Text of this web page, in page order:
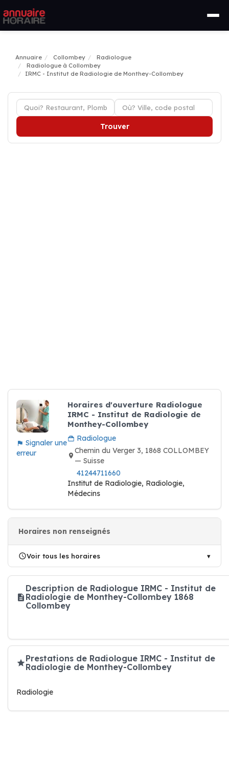
Annuaire Collombey
Radiologue
Radiologue à Collombey
IRMC - Institut de Radiologie de Monthey-Collombey
Trouver
Signaler une
erreur
Horaires d'ouverture Radiologue
IRMC - Institut de Radiologie de
Monthey-Collombey
Radiologue
Chemin du Verger 3, 1868 COLLOMBEY
— Suisse
41244711660
Institut de Radiologie, Radiologie,
Médecins
Horaires non renseignés
Voir tous les horaires
Description de Radiologue IRMC - Institut de
Radiologie de Monthey-Collombey 1868
Collombey
Prestations de Radiologue IRMC - Institut de
Radiologie de Monthey-Collombey
Radiologie